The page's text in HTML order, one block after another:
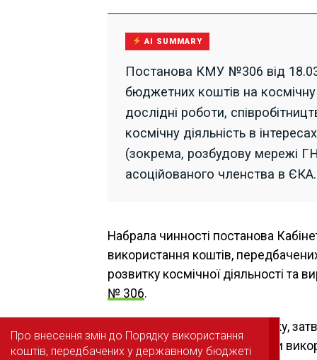
AI SUMMARY
Постанова КМУ №306 від
бюджетних коштів на
дослідні роботи,
космічну діяльність в
(зокрема, розбудову мережі
асоційованого членства в ЄКА.
Набрала чинності постанова
використання коштів,
розвитку космічної діяльності та
№ 306.
Порядку,
уточнено, що бюджетні кошти
Про внесення змін до Порядку використання
коштів, передбачених у державному бюджеті
Про внесення змін до Порядку використання
коштів, передбачених у державному бюджеті